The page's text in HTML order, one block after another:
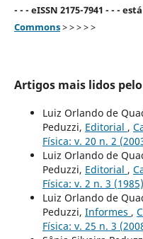
- - - eISSN 2175-7941 - - -
Commons> > > > >
Artigos mais lidos
Luiz Orlando de
Peduzzi, Editorial ,
Física: v. 20 n. 2
Luiz Orlando de
Peduzzi, Editorial ,
Física: v. 2 n. 3 (1985)
Luiz Orlando de
Peduzzi, Informes ,
Física: v. 25 n. 3